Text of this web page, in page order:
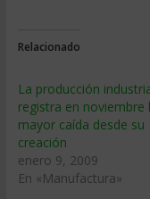
Relacionado
La producción
registra en noviembre
mayor caí­da desde su
creación
enero 9, 2009
En «Manufactura»